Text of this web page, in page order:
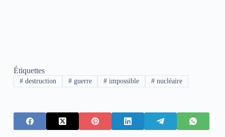
Étiquettes
#destruction #guerre # impossible # nucléaire